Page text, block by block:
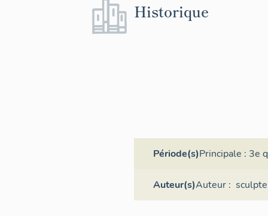
Historique
Période(s)Principale : 3e
Auteur(s)Auteur :